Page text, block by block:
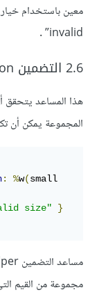
معين باستخدام خيار
invalid” .
2.6 التضمين inclusion
هذا المساعد
المجموعة يمكن أن
: %w(small
size"
}
مساعد التضمين inclusion helper لديه خيار
مجموعة من القيم